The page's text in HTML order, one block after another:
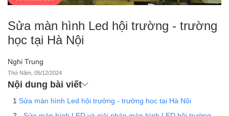
Sửa màn hình Led hội trường - trường
học tại Hà Nội
Nghi Trung
Thứ Năm, 05/12/2024
Nội dung bài viết
Sửa màn hình Led hội trường - trường học tại Hà Nội